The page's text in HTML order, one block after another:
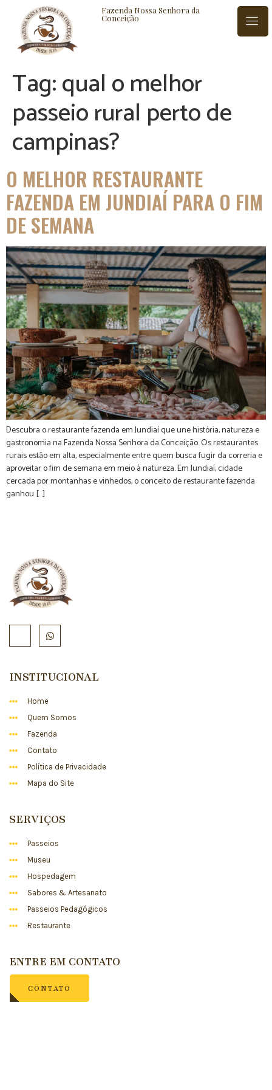
Fazenda Nossa Senhora da
Conceição
BLOG CONTATO
Tag:qual o melhor
passeio rural perto de
campinas?
O MELHOR RESTAURANTE
FAZENDA EM JUNDIAÍ PARA O FIM
DE SEMANA
Descubra o restaurante fazenda em Jundiaí que une história, natureza e
gastronomia na Fazenda Nossa Senhora da Conceição. Os restaurantes
rurais estão em alta, especialmente entre quem busca fugir da correria e
aproveitar o fim de semana em meio à natureza. Em Jundiaí, cidade
cercada por montanhas e vinhedos, o conceito de restaurante fazenda
ganhou […]
INSTITUCIONAL
Home
Quem Somos
Fazenda
Contato
Política de Privacidade
Mapa do Site
SERVIÇOS
Passeios
Museu
Hospedagem
Sabores & Artesanato
Passeios Pedagógicos
Restaurante
ENTRE EM CONTATO
CONTATO